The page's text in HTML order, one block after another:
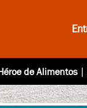
de Alimentos|